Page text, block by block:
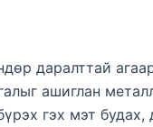
даралттай
ашиглан
гэх мэт будах,